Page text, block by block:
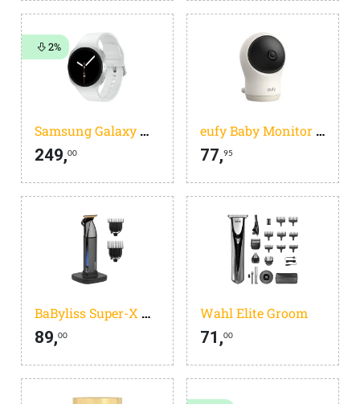
Samsung Galaxy Watch 8 Zilver 40mm
249,00
2%
eufy Baby Monitor C10 Add-On Camera - 2K HD Resolutie - 4* Zoom - 351deg Panoramisch en 60deg Kanteling - Nachtzicht, Beweging / Huilen / Geluid / Temperatuursveranderingen, 2-Weg Communicatie, VOX, Witte Ruis
77,95
BaByliss Super-X Metal Series T991E
89,00
Wahl Elite Groom
71,00